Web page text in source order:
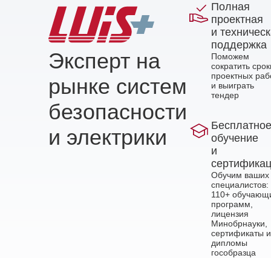
Эксперт на
рынке систем
безопасности
и электрики
Полная
проектная
и
поддержка
Поможем
сократить
проектных
и выиграть
тендер
Бесплатное
обучение
и
Обучим ваших
специалистов:
110+
программ,
лицензия
Минобрнауки,
сертификаты и
дипломы
гособразца